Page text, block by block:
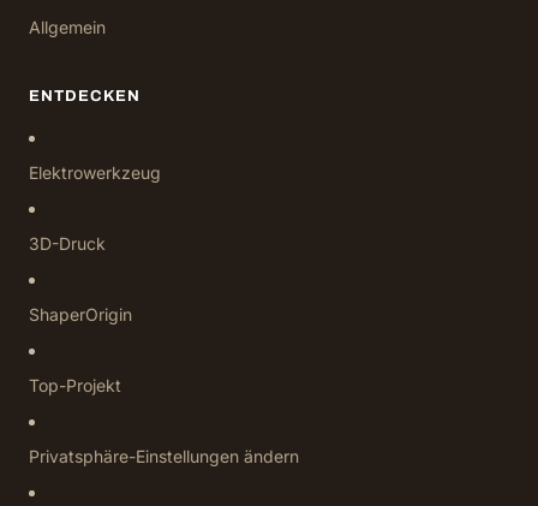
Allgemein
ENTDECKEN
Elektrowerkzeug
3D-Druck
ShaperOrigin
Top-Projekt
Privatsphäre-Einstellungen ändern